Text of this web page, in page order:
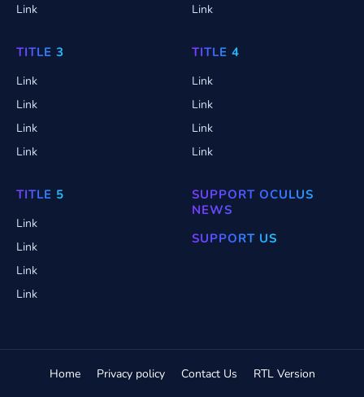
Link
Link
TITLE 3
Link
Link
Link
Link
TITLE 4
Link
Link
Link
Link
TITLE 5
Link
Link
Link
Link
SUPPORT OCULUS
NEWS
SUPPORT US
Home Privacy policy Contact Us RTL Version